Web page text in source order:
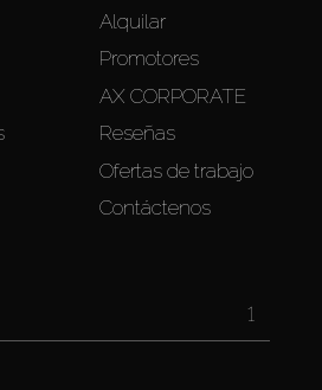
Alquilar
Promotores
AX CORPORATE
Reseñas
Ofertas de trabajo
Contáctenos
1